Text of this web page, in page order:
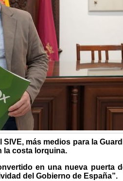
más medios para la
la costa lorquina.
en una nueva puerta
del Gobierno de España”.